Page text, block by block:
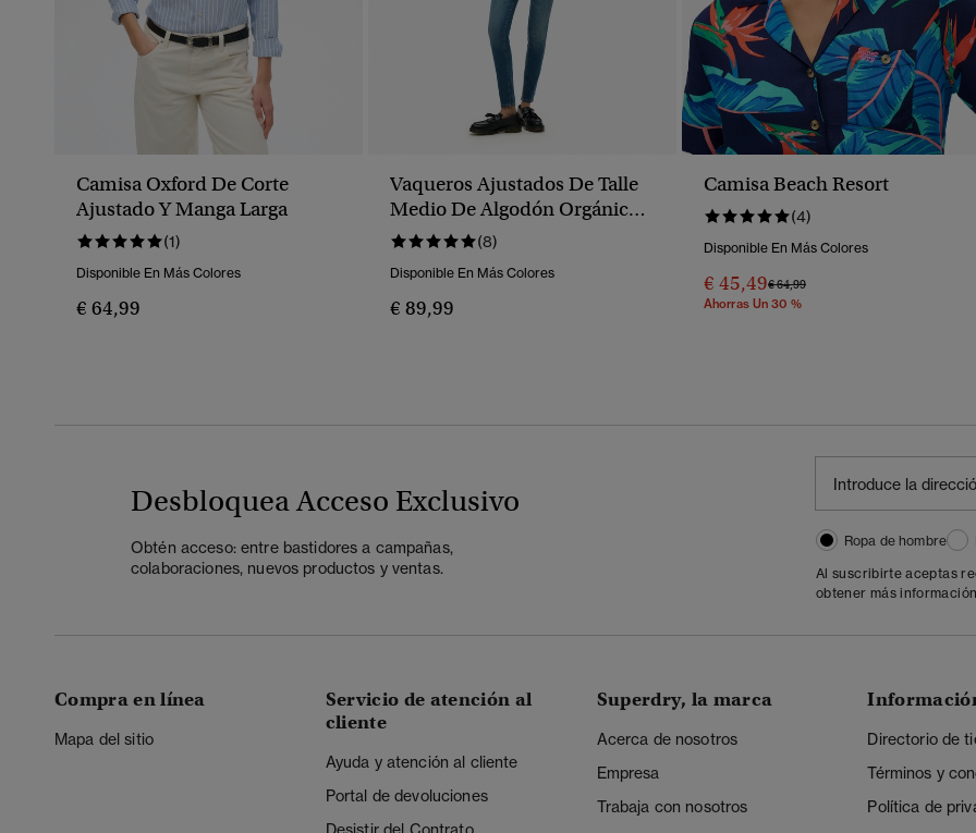
Camisa Oxford De Corte
Ajustado Y Manga Larga
(1)
Disponible En Más Colores
€ 64,99
Vaqueros Ajustados De Talle
Medio De Algodón Orgánico
Vintage
(8)
Disponible En Más Colores
€ 89,99
Camisa Beach Resort
(4)
Disponible En Más Colores
€ 45,49Precio Rebajado De
€ 64,99A
Ahorras Un 30 %
Desbloquea Acceso Exclusivo
Obtén acceso: entre bastidores a campañas,
colaboraciones, nuevos productos y ventas.
Ropa de hombre
Al suscribirte aceptas
obtener más
Compra en línea
Mapa del sitio
Servicio de atención al
cliente
Ayuda y atención al cliente
Portal de devoluciones
Superdry, la marca
Acerca de nosotros
Empresa
Trabaja con nosotros
Directorio de
Términos y
Política de